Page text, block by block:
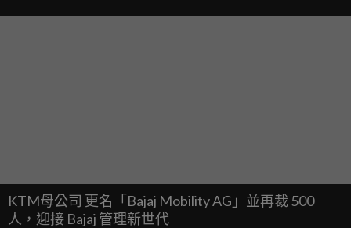
KTM母公司 更名「Bajaj Mobility AG」並再裁 500
人，迎接 Bajaj 管理新世代